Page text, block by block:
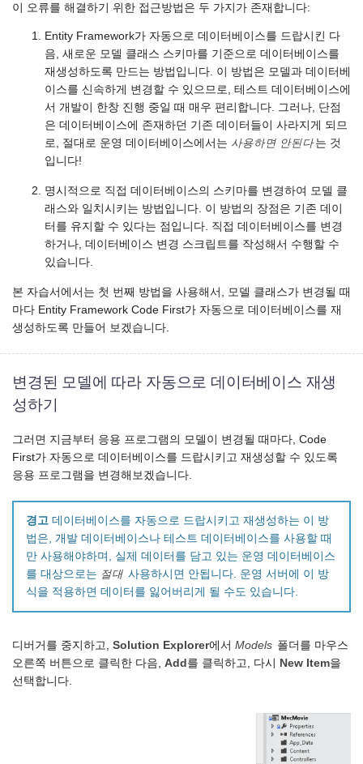
이 오류를 해결하기 위한 접근방법은 두 가지가 존재합니다:
Entity Framework가 자동으로 데이터베이스를 드랍시킨 다
음, 새로운 모델 클래스 스키마를 기준으로 데이터베이스를
재생성하도록 만드는 방법입니다. 이 방법은 모델과 데이터베
이스를 신속하게 변경할 수 있으므로, 테스트 데이터베이스에
서 개발이 한창 진행 중일 때 매우 편리합니다. 그러나, 단점
은 데이터베이스에 존재하던 기존 데이터들이 사라지게 되므
로, 절대로 운영 데이터베이스에서는 사용하면 안된다 는 것
입니다!
명시적으로 직접 데이터베이스의 스키마를 변경하여 모델 클
래스와 일치시키는 방법입니다. 이 방법의 장점은 기존 데이
터를 유지할 수 있다는 점입니다. 직접 데이터베이스를 변경
하거나, 데이터베이스 변경 스크립트를 작성해서 수행할 수
있습니다.
본 자습서에서는 첫 번째 방법을 사용해서, 모델 클래스가 변경될 때
마다 Entity Framework Code First가 자동으로 데이터베이스를 재
생성하도록 만들어 보겠습니다.
변경된 모델에 따라 자동으로 데이터베이스 재생
성하기
그러면 지금부터 응용 프로그램의 모델이 변경될 때마다, Code
First가 자동으로 데이터베이스를 드랍시키고 재생성할 수 있도록
응용 프로그램을 변경해보겠습니다.
경고 데이터베이스를 자동으로 드랍시키고 재생성하는 이 방
법은, 개발 데이터베이스나 테스트 데이터베이스를 사용할 때
만 사용해야하며, 실제 데이터를 담고 있는 운영 데이터베이스
를 대상으로는 절대 사용하시면 안됩니다. 운영 서버에 이 방
식을 적용하면 데이터를 잃어버리게 될 수도 있습니다.
디버거를 중지하고, Solution Explorer에서 Models 폴더를 마우스
오른쪽 버튼으로 클릭한 다음, Add 를 클릭하고, 다시 New Item을
선택합니다.